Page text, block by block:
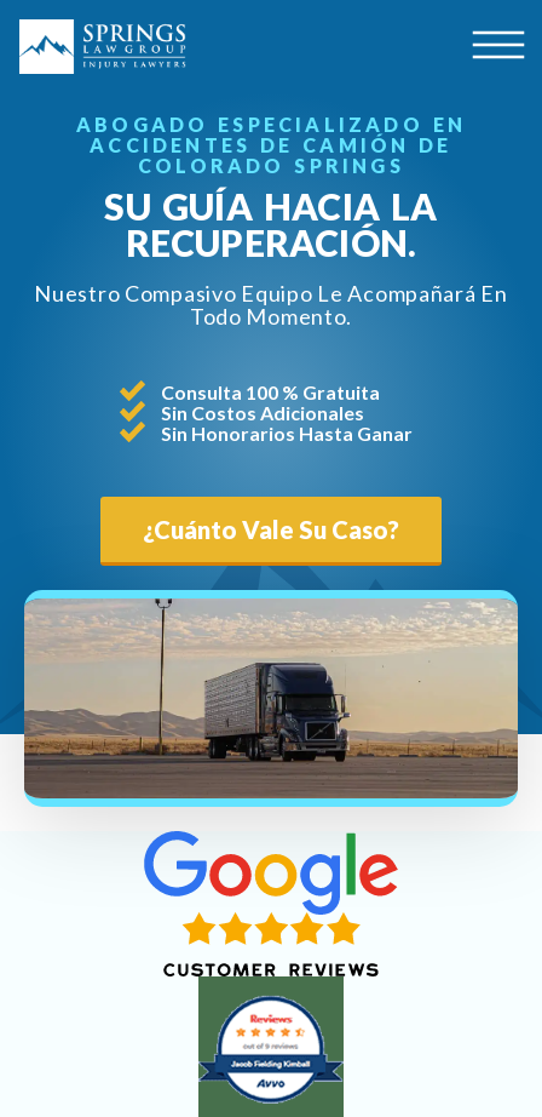
ABOGADO ESPECIALIZADO EN
ACCIDENTES DE CAMIÓN DE
COLORADO SPRINGS
SU GUÍA HACIA LA
RECUPERACIÓN.
Nuestro Compasivo Equipo Le Acompañará En
Todo Momento.
Consulta 100 % Gratuita
Sin Costos Adicionales
Sin Honorarios Hasta Ganar
¿Cuánto Vale Su Caso?